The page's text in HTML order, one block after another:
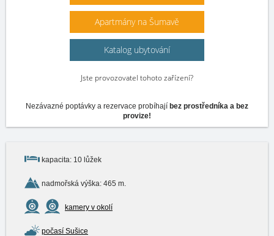
Apartmány na Šumavě
Katalog ubytování
Jste provozovatel tohoto zařízení?
Nezávazné poptávky a rezervace probíhají bez prostředníka a bez
provize!
kapacita: 10 lůžek
nadmořská výška: 465 m.
kamery v okolí
počasí Sušice